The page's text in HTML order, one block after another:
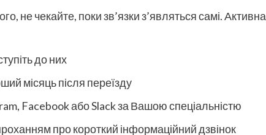
не чекайте, поки зв’язки з’являться самі. Активна
до них
місяць після переїзду
Facebook або Slack за Вашою спеціальністю
про короткий інформаційний дзвінок